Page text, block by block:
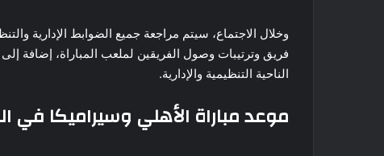
وخلال الاجتماع، سيتم مراجعة جميع الضوابط الإدارية
فريق وترتيبات وصول الفريقين لملعب المباراة، إضافة
الناحية التنظيمية والإدارية.
موعد مباراة الأهلي وسيراميكا في